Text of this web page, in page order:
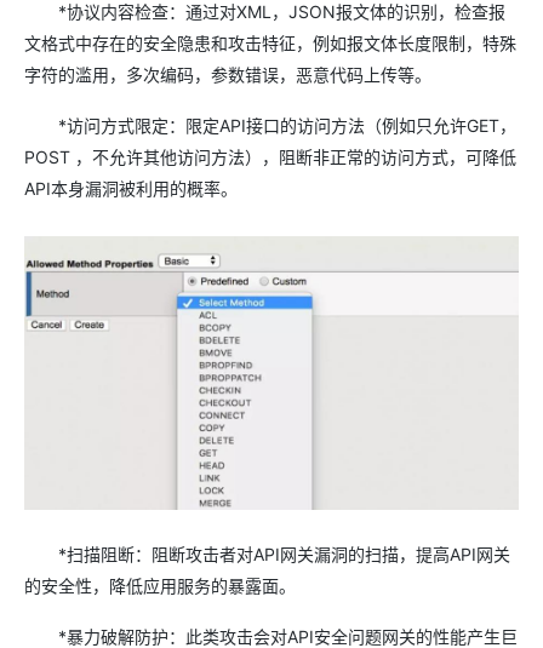
*协议内容检查：通过对XML，JSON报文体的识别，检查报
文格式中存在的安全隐患和攻击特征，例如报文体长度限制，特殊
字符的滥用，多次编码，参数错误，恶意代码上传等。
*访问方式限定：限定API接口的访问方法（例如只允许GET，
POST ，不允许其他访问方法），阻断非正常的访问方式，可降低
API本身漏洞被利用的概率。
*扫描阻断：阻断攻击者对API网关漏洞的扫描，提高API网关
的安全性，降低应用服务的暴露面。
*暴力破解防护：此类攻击会对API安全问题网关的性能产生巨